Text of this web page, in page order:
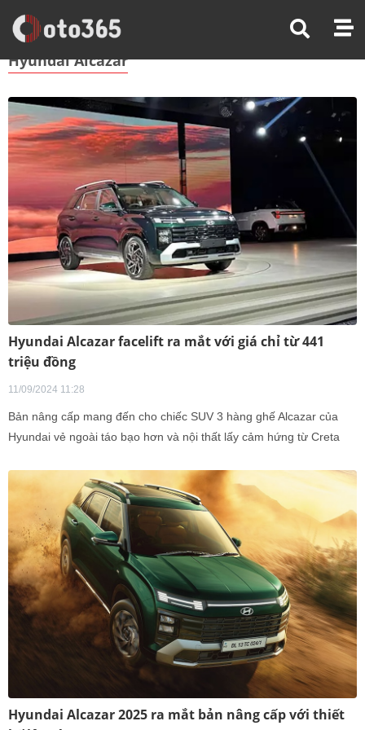
Trang Chủ Hyundai Alcazar
Hyundai Alcazar
Hyundai Alcazar facelift ra mắt với giá chỉ từ 441
triệu đồng
11/09/2024 11:28
Bản nâng cấp mang đến cho chiếc SUV 3 hàng ghế Alcazar của
Hyundai vẻ ngoài táo bạo hơn và nội thất lấy cảm hứng từ Creta
Hyundai Alcazar 2025 ra mắt bản nâng cấp với thiết